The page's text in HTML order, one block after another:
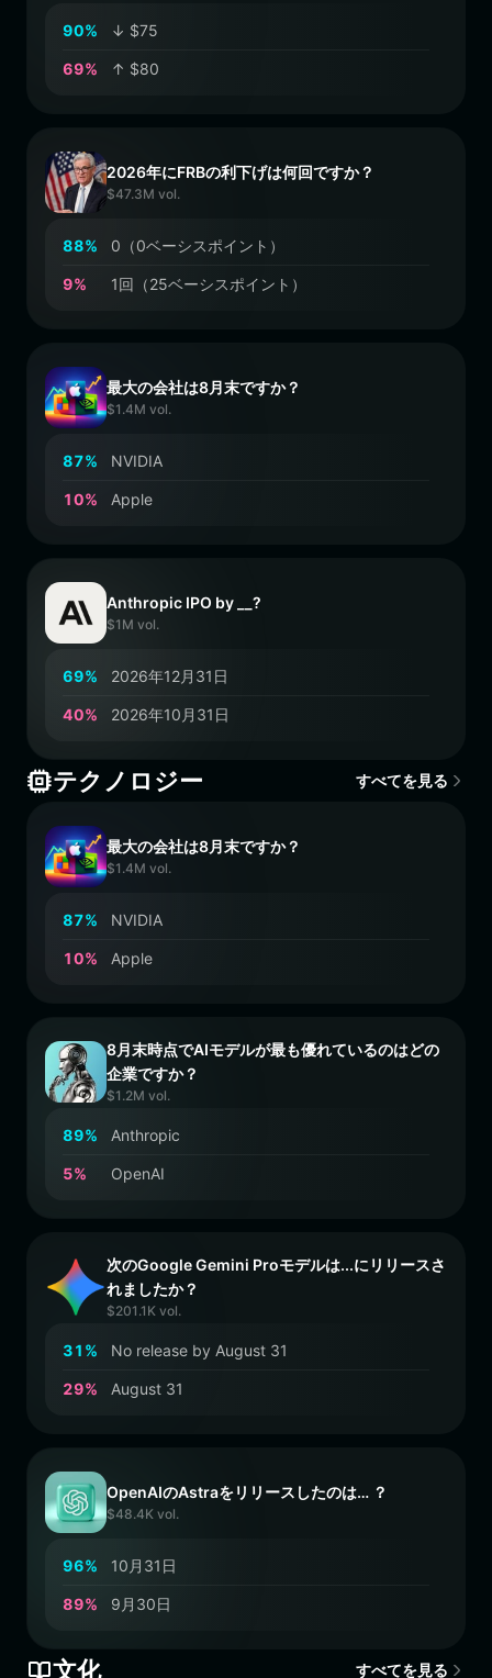
90% ↓ $75
69% ↑ $80
2026年にFRBの利下げは何回ですか？
$47.3M vol.
88% 0（0ベーシスポイント）
9% 1回（25ベーシスポイント）
最大の会社は8月末ですか？
$1.4M vol.
87% NVIDIA
10% Apple
Anthropic IPO by __?
$1M vol.
69% 2026年12月31日
40% 2026年10月31日
テクノロジー すべてを見る
最大の会社は8月末ですか？
$1.4M vol.
87% NVIDIA
10% Apple
8月末時点でAIモデルが最も優れているのはどの
企業ですか？
$1.2M vol.
89% Anthropic
5% OpenAI
次のGoogle Gemini Proモデルは...にリリースさ
れましたか？
$201.1K vol.
31 % No release by August 31
29% August 31
OpenAIのAstraをリリースしたのは… ？
$48.4K vol.
96% 10月31日
89% 9月30日
文化 すべてを見る